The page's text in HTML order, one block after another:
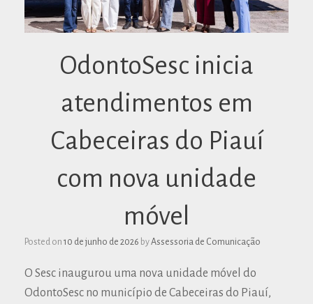
OdontoSesc inicia
atendimentos em
Cabeceiras do Piauí
com nova unidade
móvel
Posted on 10 de junho de 2026 byAssessoria de Comunicação
O Sesc inaugurou uma nova unidade móvel do
OdontoSesc no município de Cabeceiras do Piauí,